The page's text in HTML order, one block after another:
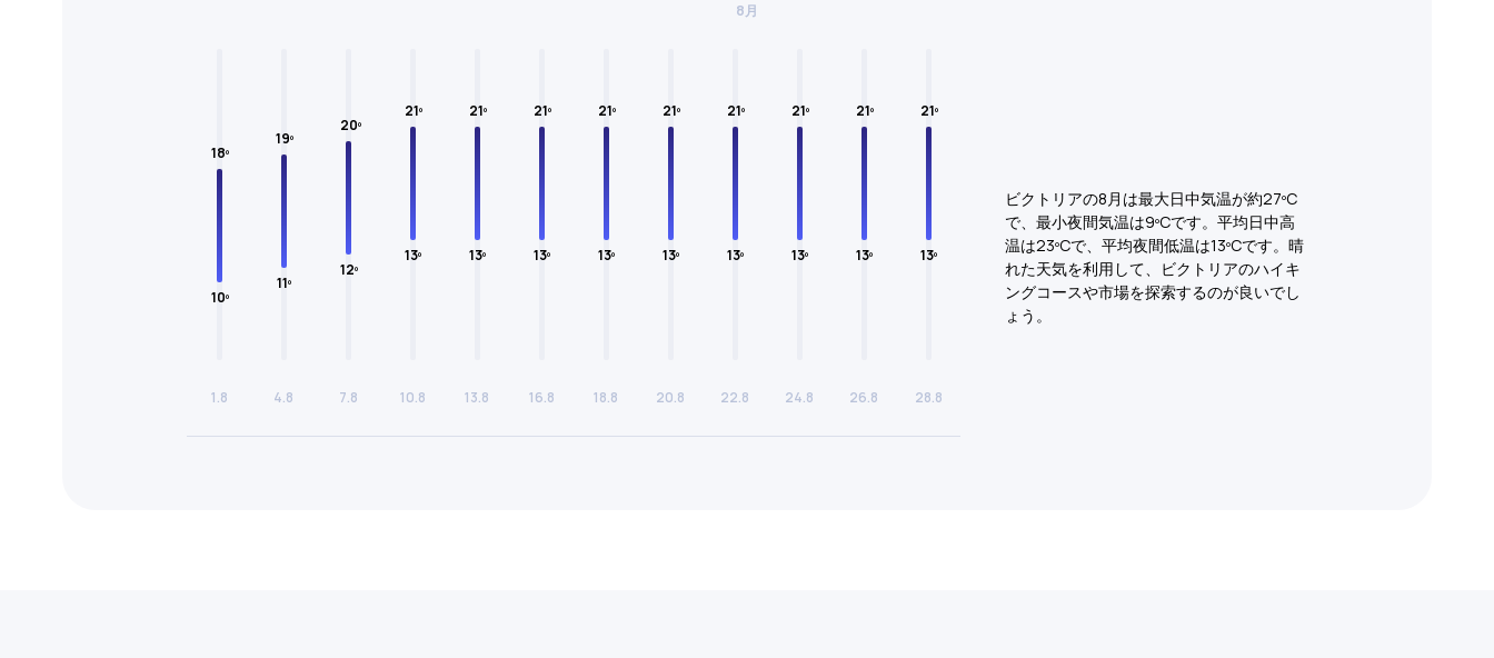
8月
10º
18º
1.8
11º
19º
4.8
12º
20º
7.8
13º
21º
10.8
13º
21º
13.8
13º
21º
16.8
13º
21º
18.8
13º
21º
20.8
13º
21º
22.8
13º
21º
24.8
13º
21º
26.8
13º
21º
28.8
ビクトリアの8月は最大日中気温が約27ºC
で、最小夜間気温は9ºCです。平均日中高
温は23ºCで、平均夜間低温は13ºCです。晴
れた天気を利用して、ビクトリアのハイキ
ングコースや市場を探索するのが良いでし
ょう。